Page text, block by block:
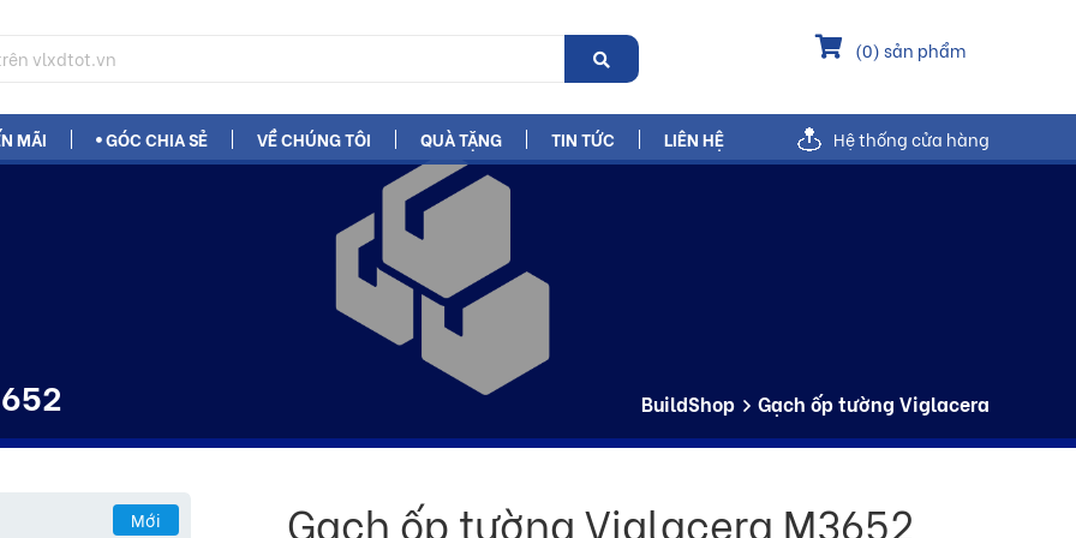
(0) sản phẩm
MÃI GÓC CHIA SẺ VỀ CHÚNG TÔI QUÀ TẶNG TIN TỨC LIÊN HỆ Hệ thống cửa hàng
BuildShop Gạch ốp tường Viglacera
Mới Gạch ốp tường Viglacera M3652